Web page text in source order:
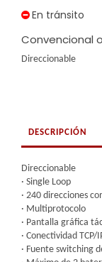
En tránsito
Convencional
Direccionable
DESCRIPCIÓN
Direccionable
· Single Loop
· 240 direcciones
· Multiprotocolo
· Pantalla gráfica
· Conectividad TCP/
· Fuente switching